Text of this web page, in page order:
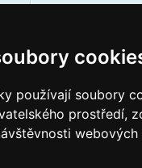
používají soubory
prostředí,
(více informací
Elektronická
posta@msmtgov